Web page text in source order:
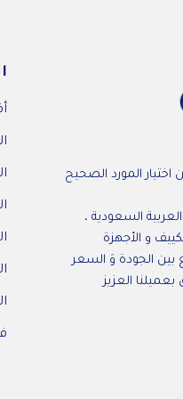
اختيار المورد الصحيح
المملكة العربية السعودية ،
و الأجهزة
بين الجودة وَ السعر
العزيز